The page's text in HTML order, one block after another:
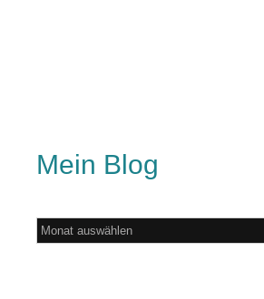
Mein Blog
Mein
Blog